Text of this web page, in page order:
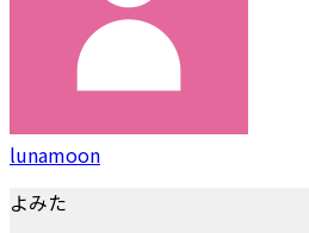
lunamoon
よみた